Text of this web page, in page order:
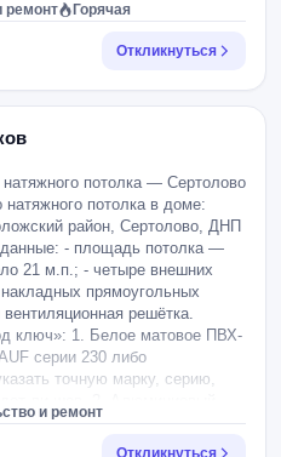
ремонт Горячая
Откликнуться
потолка — Сертолово
потолка в доме:
район, Сертолово, ДНП
- площадь потолка —
21 м.п.; - четыре внешних
прямоугольных
решётка.
ключ»: 1. Белое матовое ПВХ-
серии 230 либо
точную марку, серию,
ли шов. 2. Алюминиевый
вставкой. 3. Четыре точки
усиленные
и ремонт
Откликнуться